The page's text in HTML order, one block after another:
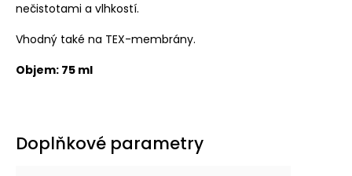
nečistotami a vlhkostí.
Vhodný také na TEX-membrány.
Objem: 75 ml
Doplňkové parametry